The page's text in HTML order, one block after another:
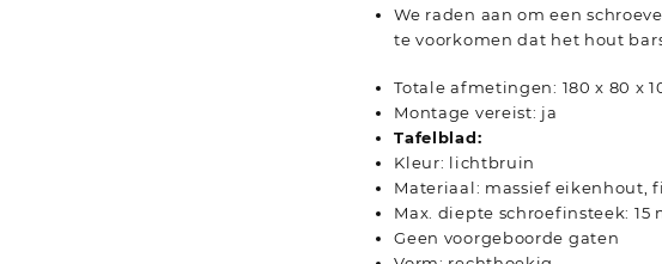
We raden aan om een
te voorkomen dat het hout
Totale afmetingen: 180 x 80 x
Montage vereist: ja
Tafelblad:
Kleur: lichtbruin
Materiaal: massief eikenhout,
Max. diepte schroefinsteek: 15
Geen voorgeboorde gaten